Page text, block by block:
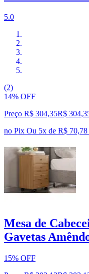
5.0
(2)
14% OFF
Preço R$ 304,35R$ 304,
no Pix Ou 5x de R$ 70,78
Mesa de
Gavetas
15% OFF